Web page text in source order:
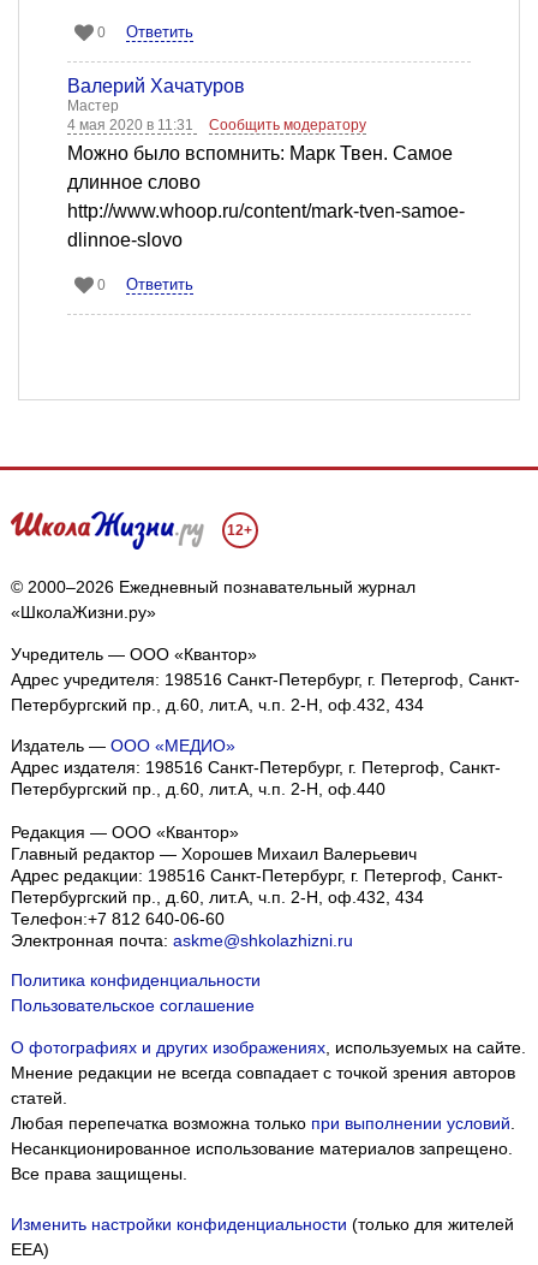
0 Ответить
Валерий Хачатуров
Мастер
4 мая 2020 в 11:31
Сообщить модератору
Можно было вспомнить: Марк Твен. Самое
длинное слово
http://www.whoop.ru/content/mark-tven-samoe-
dlinnoe-slovo
0 Ответить
12+
© 2000–2026 Ежедневный познавательный журнал
«ШколаЖизни.ру»
Учредитель — ООО «Квантор»
Адрес учредителя: 198516 Санкт-Петербург, г. Петергоф, Санкт-
Петербургский пр., д.60, лит.А, ч.п. 2-Н, оф.432, 434
Издатель — ООО «МЕДИО»
Адрес издателя: 198516 Санкт-Петербург, г. Петергоф, Санкт-
Петербургский пр., д.60, лит.А, ч.п. 2-Н, оф.440
Редакция — ООО «Квантор»
Главный редактор — Хорошев Михаил Валерьевич
Адрес редакции: 198516 Санкт-Петербург, г. Петергоф, Санкт-
Петербургский пр., д.60, лит.А, ч.п. 2-Н, оф.432, 434
Телефон:+7 812 640-06-60
Электронная почта: askme@shkolazhizni.ru
Политика конфиденциальности
Пользовательское соглашение
О фотографиях и других изображениях, используемых на сайте.
Мнение редакции не всегда совпадает с точкой зрения авторов
статей.
Любая перепечатка возможна только при выполнении условий.
Несанкционированное использование материалов запрещено.
Все права защищены.
Изменить настройки конфиденциальности (только для жителей
EEA)